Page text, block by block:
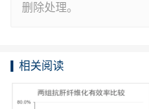
删除处理。
相关阅读